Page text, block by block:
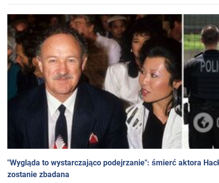
"Wygląda to wystarczająco podejrzanie": śmierć aktora
zostanie zbadana